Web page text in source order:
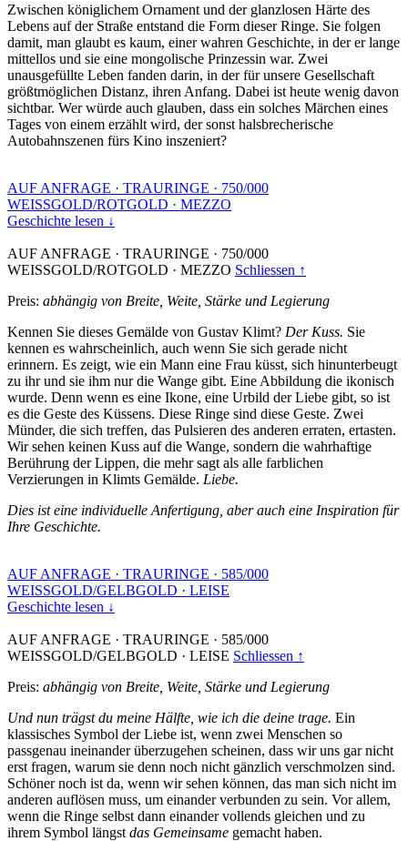
Zwischen königlichem Ornament und der glanzlosen Härte des
Lebens auf der Straße entstand die Form dieser Ringe. Sie folgen
damit, man glaubt es kaum, einer wahren Geschichte, in der er lange
mittellos und sie eine mongolische Prinzessin war. Zwei
unausgefüllte Leben fanden darin, in der für unsere Gesellschaft
größtmöglichen Distanz, ihren Anfang. Dabei ist heute wenig davon
sichtbar. Wer würde auch glauben, dass ein solches Märchen eines
Tages von einem erzählt wird, der sonst halsbrecherische
Autobahnszenen fürs Kino inszeniert?
AUF ANFRAGE · TRAURINGE · 750/000
WEISSGOLD/ROTGOLD · MEZZO
Geschichte lesen ↓
AUF ANFRAGE · TRAURINGE · 750/000
WEISSGOLD/ROTGOLD · MEZZO Schliessen ↑
Preis: abhängig von Breite, Weite, Stärke und Legierung
Kennen Sie dieses Gemälde von Gustav Klimt? Der Kuss. Sie
kennen es wahrscheinlich, auch wenn Sie sich gerade nicht
erinnern. Es zeigt, wie ein Mann eine Frau küsst, sich hinunterbeugt
zu ihr und sie ihm nur die Wange gibt. Eine Abbildung die ikonisch
wurde. Denn wenn es eine Ikone, eine Urbild der Liebe gibt, so ist
es die Geste des Küssens. Diese Ringe sind diese Geste. Zwei
Münder, die sich treffen, das Pulsieren des anderen erraten, ertasten.
Wir sehen keinen Kuss auf die Wange, sondern die wahrhaftige
Berührung der Lippen, die mehr sagt als alle farblichen
Verzierungen in Klimts Gemälde. Liebe.
Dies ist eine individuelle Anfertigung, aber auch eine Inspiration für
Ihre Geschichte.
AUF ANFRAGE · TRAURINGE · 585/000
WEISSGOLD/GELBGOLD · LEISE
Geschichte lesen ↓
AUF ANFRAGE · TRAURINGE · 585/000
WEISSGOLD/GELBGOLD · LEISE Schliessen ↑
Preis: abhängig von Breite, Weite, Stärke und Legierung
Und nun trägst du meine Hälfte, wie ich die deine trage. Ein
klassisches Symbol der Liebe ist, wenn zwei Menschen so
passgenau ineinander überzugehen scheinen, dass wir uns gar nicht
erst fragen, warum sie denn noch nicht gänzlich verschmolzen sind.
Schöner noch ist da, wenn wir sehen können, das man sich nicht im
anderen auflösen muss, um einander verbunden zu sein. Vor allem,
wenn die Ringe selbst dann einander vollends gleichen und zu
ihrem Symbol längst das Gemeinsame gemacht haben.